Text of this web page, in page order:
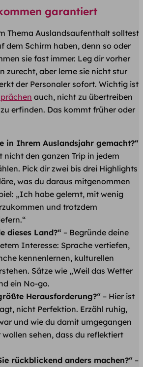
garantiert
Thema Auslandsaufenthalt solltest
dem Schirm haben, denn so oder
sie fast immer. Leg dir vorher
zurecht, aber lerne sie nicht stur
der Personaler sofort. Wichtig ist
auch, nicht zu übertreiben
erfinden. Das kommt früher oder
in Ihrem Auslandsjahr gemacht?“
nicht den ganzen Trip in jedem
Pick dir zwei bis drei Highlights
was du daraus mitgenommen
„Ich habe gelernt, mit wenig
und trotzdem
dieses Land?“ – Begründe deine
Interesse: Sprache vertiefen,
kennenlernen, kulturellen
Sätze wie „Weil das Wetter
ein No-go.
Herausforderung?“ – Hier ist
nicht Perfektion. Erzähl ruhig,
und wie du damit umgegangen
wollen sehen, dass du reflektiert
rückblickend anders machen?“ –